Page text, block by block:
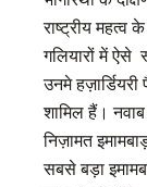
राष्ट्रीय महत्व
गलियारों में ऐसे
उनमे
शामिल हैं।
निज़ामत
सबसे बड़ा